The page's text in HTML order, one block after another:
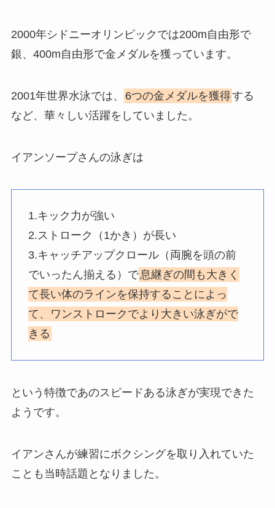
2000年シドニーオリンピックでは200m自由形で
銀、400m自由形で金メダルを獲っています。
2001年世界水泳では、 6つの金メダルを獲得する
など、華々しい活躍をしていました。
イアンソープさんの泳ぎは
1.キック力が強い
2.ストローク（1かき）が長い
3.キャッチアップクロール（両腕を頭の前
でいったん揃える）で息継ぎの間も大きく
て長い体のラインを保持することによっ
て、ワンストロークでより大きい泳ぎがで
きる
という特徴であのスピードある泳ぎが実現できた
ようです。
イアンさんが練習にボクシングを取り入れていた
ことも当時話題となりました。